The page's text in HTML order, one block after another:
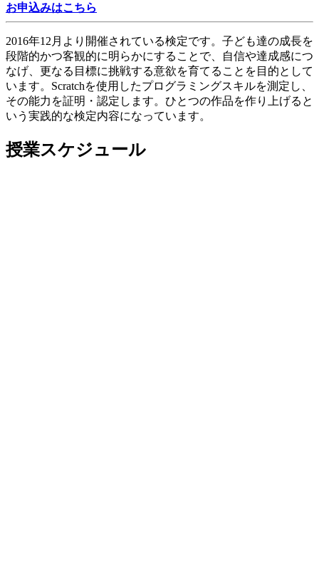
お申込みはこちら
2016年12月より開催されている検定です。子ども達の成長を
段階的かつ客観的に明らかにすることで、自信や達成感につ
なげ、更なる目標に挑戦する意欲を育てることを目的として
います。Scratchを使用したプログラミングスキルを測定し、
その能力を証明・認定します。ひとつの作品を作り上げると
いう実践的な検定内容になっています。
授業スケジュール